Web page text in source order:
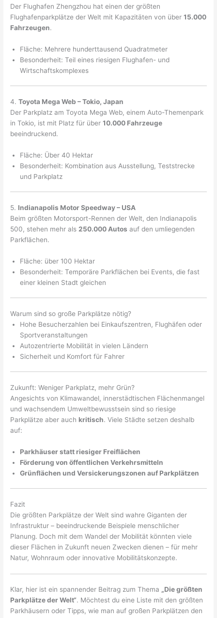
Der Flughafen Zhengzhou hat einen der größten
Flughafenparkplätze der Welt mit Kapazitäten von über15.000
Fahrzeugen.
Fläche: Mehrere hunderttausend Quadratmeter
Besonderheit: Teil eines riesigen Flughafen- und
Wirtschaftskomplexes
4.Toyota Mega Web – Tokio, Japan
Der Parkplatz am Toyota Mega Web, einem Auto-Themenpark
in Tokio, ist mit Platz für über10.000 Fahrzeuge
beeindruckend.
Fläche: Über 40 Hektar
Besonderheit: Kombination aus Ausstellung, Teststrecke
und Parkplatz
5. Indianapolis Motor Speedway – USA
Beim größten Motorsport-Rennen der Welt, den Indianapolis
500, stehen mehr als 250.000 Autos auf den umliegenden
Parkflächen.
Fläche: über 100 Hektar
Besonderheit: Temporäre Parkflächen bei Events, die fast
einer kleinen Stadt gleichen
Warum sind so große Parkplätze nötig?
Hohe Besucherzahlen bei Einkaufszentren, Flughäfen oder
Sportveranstaltungen
Autozentrierte Mobilität in vielen Ländern
Sicherheit und Komfort für Fahrer
Zukunft: Weniger Parkplatz, mehr Grün?
Angesichts von Klimawandel, innerstädtischen Flächenmangel
und wachsendem Umweltbewusstsein sind so riesige
Parkplätze aber auch kritisch. Viele Städte setzen deshalb
auf:
Parkhäuser statt riesiger Freiflächen
Förderung von öffentlichen Verkehrsmitteln
Grünflächen und Versickerungszonen auf Parkplätzen
Fazit
Die größten Parkplätze der Welt sind wahre Giganten der
Infrastruktur – beeindruckende Beispiele menschlicher
Planung. Doch mit dem Wandel der Mobilität könnten viele
dieser Flächen in Zukunft neuen Zwecken dienen – für mehr
Natur, Wohnraum oder innovative Mobilitätskonzepte.
Klar, hier ist ein spannender Beitrag zum Thema „Die größten
Parkplätze der Welt“. Möchtest du eine Liste mit den größten
Parkhäusern oder Tipps, wie man auf großen Parkplätzen den